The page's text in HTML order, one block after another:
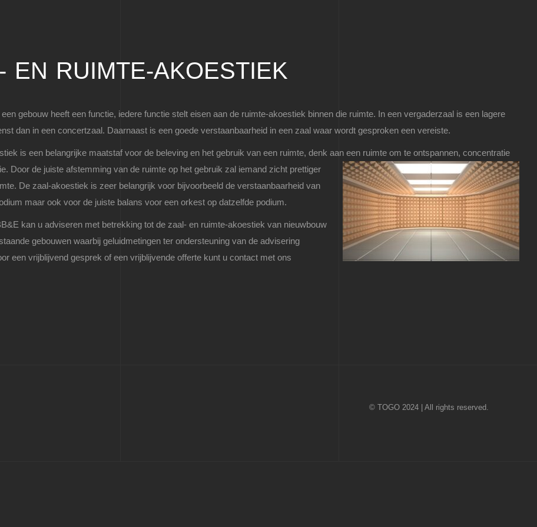
EN RUIMTE-AKOESTIEK
gebouw heeft een functie, iedere functie stelt eisen aan de ruimte-akoestiek binnen die ruimte. In een vergaderzaal is een lagere
dan in een concertzaal. Daarnaast is een goede verstaanbaarheid in een zaal waar wordt gesproken een vereiste.
is een belangrijke maatstaf voor de beleving en het gebruik van een ruimte, denk aan een ruimte om te ontspannen, concentratie
Door de juiste afstemming van de ruimte op het gebruik zal iemand zicht prettiger
De zaal-akoestiek is zeer belangrijk voor bijvoorbeeld de verstaanbaarheid van
maar ook voor de juiste balans voor een orkest op datzelfde podium.
kan u adviseren met betrekking tot de zaal- en ruimte-akoestiek van nieuwbouw
gebouwen waarbij geluidmetingen ter ondersteuning van de advisering
een vrijblijvend gesprek of een vrijblijvende offerte kunt u contact met ons
© TOGO 2024 | All rights reserved.